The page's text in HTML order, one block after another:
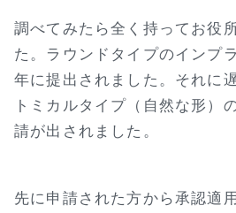
調べてみたら全く持ってお役
た。ラウンドタイプのインプ
年に提出されました。それに
トミカルタイプ（自然な形）
請が出されました。
先に申請された方から承認適